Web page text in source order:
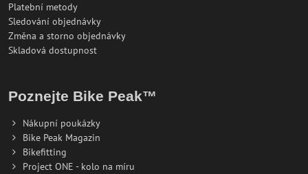
Platební metody
Sledování objednávky
Změna a storno objednávky
Skladová dostupnost
Poznejte Bike Peak™
Nákupní poukázky
Bike Peak Magazin
Bikefitting
Project ONE - kolo na míru